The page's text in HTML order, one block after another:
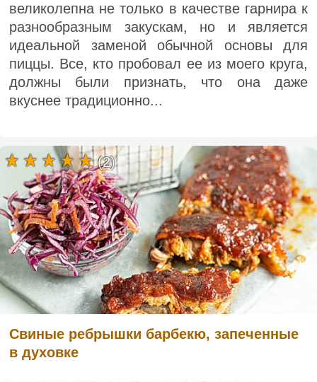
великолепна не только в качестве гарнира к
разнообразным закускам, но и является
идеальной заменой обычной основы для
пиццы. Все, кто пробовал ее из моего круга,
должны были признать, что она даже
вкуснее традиционно...
Свиные ребрышки барбекю, запеченные
в духовке
(2)